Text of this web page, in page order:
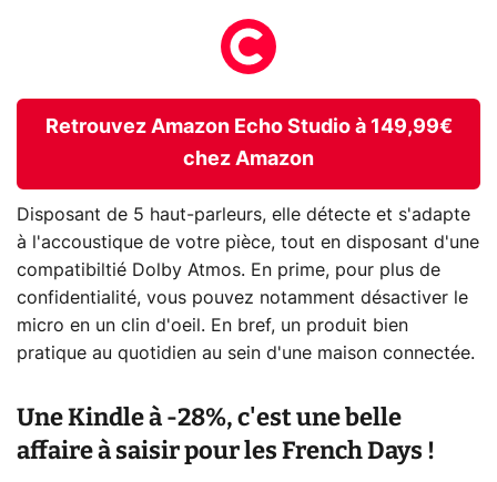
Retrouvez Amazon Echo Studio à 149,99€
chez Amazon
Disposant de 5 haut-parleurs, elle détecte et s'adapte
à l'accoustique de votre pièce, tout en disposant d'une
compatibiltié Dolby Atmos. En prime, pour plus de
confidentialité, vous pouvez notamment désactiver le
micro en un clin d'oeil. En bref, un produit bien
pratique au quotidien au sein d'une maison connectée.
Une Kindle à -28%, c'est une belle
affaire à saisir pour les French Days !